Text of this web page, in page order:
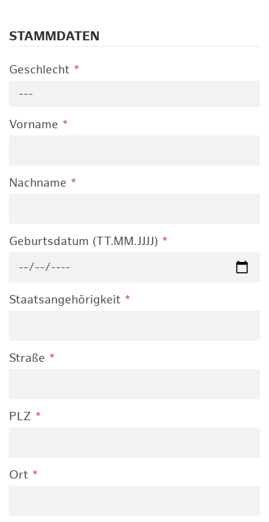
STAMMDATEN
Geschlecht *
---
Vorname *
Nachname *
Geburtsdatum (TT.MM.JJJJ) *
Staatsangehörigkeit *
Straße *
PLZ *
Ort *